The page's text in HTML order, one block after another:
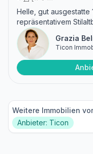
Helle, gut ausgestatte
repräsentativem
Grazia
Ticon
Weitere Immobilien
Anbieter: Ticon